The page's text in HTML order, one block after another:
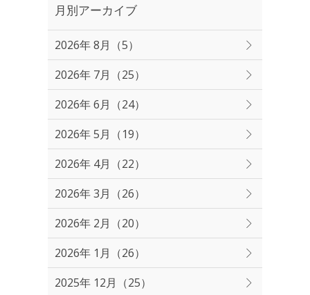
月別アーカイブ
2026年 8月（5）
2026年 7月（25）
2026年 6月（24）
2026年 5月（19）
2026年 4月（22）
2026年 3月（26）
2026年 2月（20）
2026年 1月（26）
2025年 12月（25）